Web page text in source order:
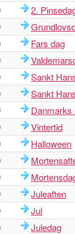
2.
Fars dag
Sankt
Sankt
Danmarks
Vintertid
Halloween
Juleaften
Jul
Juledag